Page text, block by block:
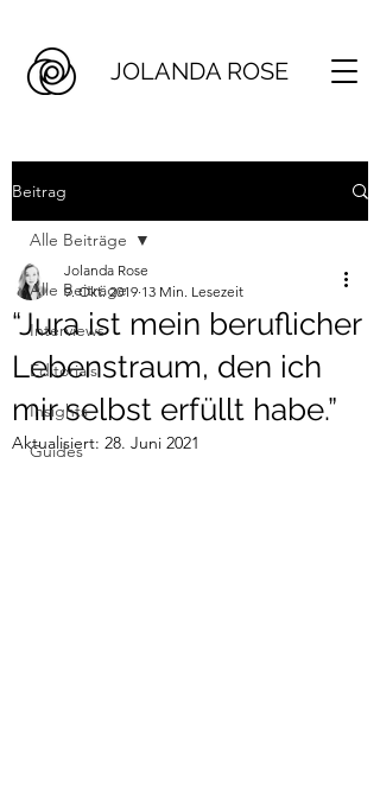
JOLANDA ROSE
Beitrag
Alle Beiträge
Interviews
Editorials
Insights
Guides
Alle Beiträge
“Jura ist mein beruflicher
Lebenstraum, den ich
mir selbst erfüllt habe.”
Jolanda Rose
9. Okt. 2019 13 Min. Lesezeit
Aktualisiert: 28. Juni 2021